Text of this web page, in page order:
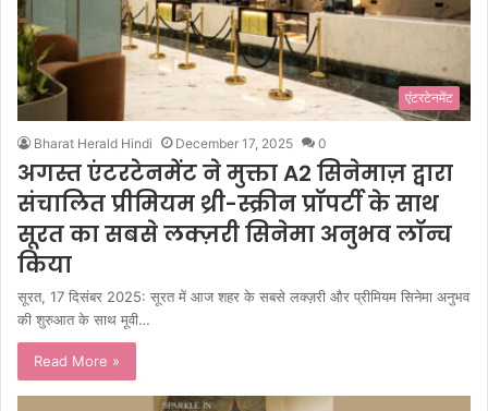
एंटरटेनमेंट
Bharat Herald Hindi December 17, 2025 0
अगस्त एंटरटेनमेंट ने मुक्ता A2 सिनेमाज़ द्वारा
संचालित प्रीमियम थ्री-स्क्रीन प्रॉपर्टी के साथ
सूरत का सबसे लक्ज़री सिनेमा अनुभव लॉन्च
किया
सूरत, 17 दिसंबर 2025: सूरत में आज शहर के सबसे लक्ज़री और प्रीमियम सिनेमा अनुभव
की शुरुआत के साथ मूवी…
Read More »